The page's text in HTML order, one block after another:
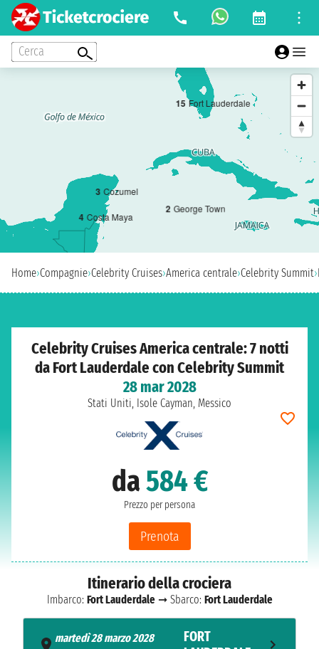
Cerca
15 Fort Lauderdale
2 George Town
3 Cozumel
4 Costa Maya
Home›Compagnie›Celebrity Cruises›America centrale›Celebrity Summit›
Celebrity Cruises America centrale: 7 notti
da Fort Lauderdale con Celebrity Summit
28 mar 2028
Stati Uniti, Isole Cayman, Messico
da584 €
Prezzo per persona
Prenota
Itinerario della crociera
Imbarco: Fort Lauderdale➞ Sbarco: Fort Lauderdale
martedì 28 marzo 2028
FORT